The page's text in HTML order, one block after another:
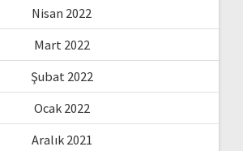
Nisan 2022
Mart 2022
Şubat 2022
Ocak 2022
Aralık 2021